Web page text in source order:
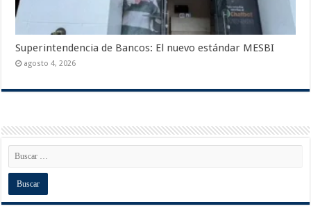
Superintendencia de Bancos: El nuevo estándar MESBI
agosto 4, 2026